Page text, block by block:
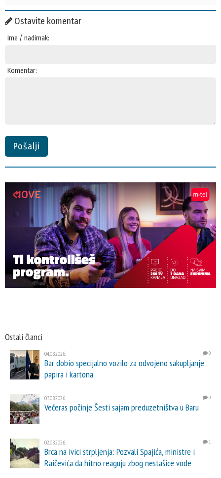
Ostavite komentar
Ime / nadimak:
Komentar:
Pošalji
Ostali članci
04.08.2026. 0
Bar dobio specijalno vozilo za odvojeno sakupljanje
papira i kartona
03.08.2026. 0
Večeras počinje Šesti sajam preduzetništva u Baru
02.08.2026. 1
Brca na ivici strpljenja: Pozvali Spajića, ministre i
Raičevića da hitno reaguju zbog nestašice vode